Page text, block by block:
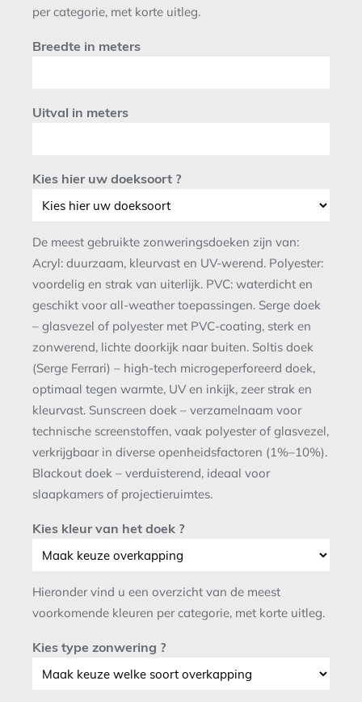
per categorie, met korte uitleg.
Breedte in meters
Uitval in meters
Kies hier uw doeksoort ?
De meest gebruikte zonweringsdoeken zijn van:
Acryl: duurzaam, kleurvast en UV-werend. Polyester:
voordelig en strak van uiterlijk. PVC: waterdicht en
geschikt voor all-weather toepassingen. Serge doek
– glasvezel of polyester met PVC-coating, sterk en
zonwerend, lichte doorkijk naar buiten. Soltis doek
(Serge Ferrari) – high-tech microgeperforeerd doek,
optimaal tegen warmte, UV en inkijk, zeer strak en
kleurvast. Sunscreen doek – verzamelnaam voor
technische screenstoffen, vaak polyester of glasvezel,
verkrijgbaar in diverse openheidsfactoren (1%–10%).
Blackout doek – verduisterend, ideaal voor
slaapkamers of projectieruimtes.
Kies kleur van het doek ?
Hieronder vind u een overzicht van de meest
voorkomende kleuren per categorie, met korte uitleg.
Kies type zonwering ?